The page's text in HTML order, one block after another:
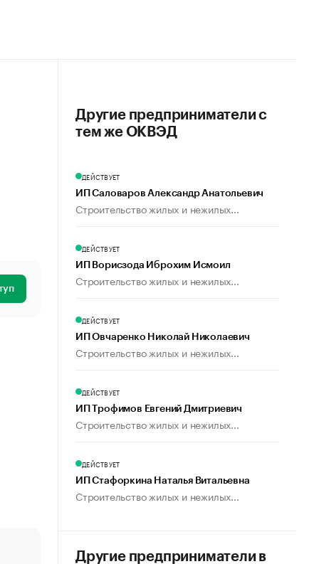
Другие предприниматели с
тем же ОКВЭД
ДЕЙСТВУЕТ
ИП Саловаров Александр Анатольевич
Строительство жилых и нежилых...
ДЕЙСТВУЕТ
ИП Ворисзода Иброхим Исмоил
Строительство жилых и нежилых...
ДЕЙСТВУЕТ
ИП Овчаренко Николай Николаевич
Строительство жилых и нежилых...
ДЕЙСТВУЕТ
ИП Трофимов Евгений Дмитриевич
Строительство жилых и нежилых...
ДЕЙСТВУЕТ
ИП Стафоркина Наталья Витальевна
Строительство жилых и нежилых...
Другие предприниматели в